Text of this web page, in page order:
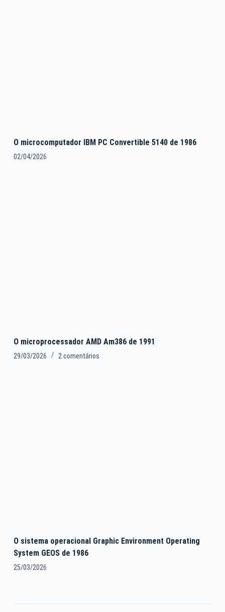
O microcomputador IBM PC Convertible 5140 de 1986
02/04/2026
O microprocessador AMD Am386 de 1991
29/03/2026 2 comentários
O sistema operacional Graphic Environment Operating
System GEOS de 1986
25/03/2026